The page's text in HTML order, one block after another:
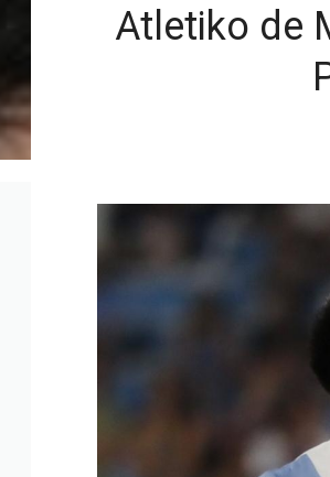
Atletiko de